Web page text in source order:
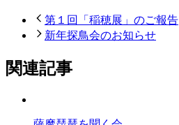
第１回「稲穂展」のご報告
新年探鳥会のお知らせ
関連記事